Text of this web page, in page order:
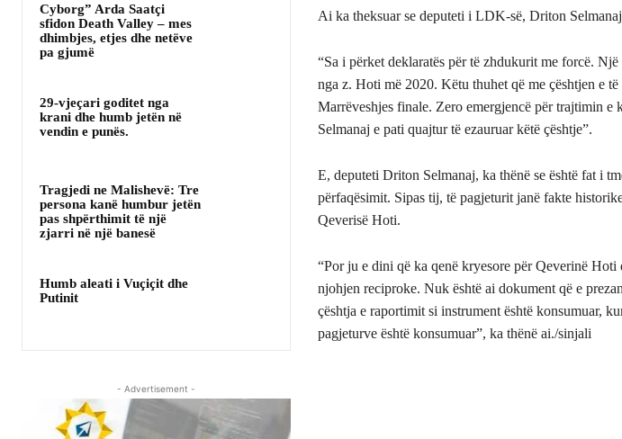
Cyborg” Arda Saatçi
sfidon Death Valley – mes
dhimbjes, etjes dhe netëve
pa gjumë
29-vjeçari goditet nga
krani dhe humb jetën në
vendin e punës.
Tragjedi ne Malishevë: Tre
persona kanë humbur jetën
pas shpërthimit të një
zjarri në një banesë
Humb aleati i Vuçiçit dhe
Putinit
- Advertisement -
Ai ka theksuar se deputeti i LDK-së, Driton
“Sa i përket deklaratës për të zhdukurit me forcë.
nga z. Hoti më 2020. Këtu thuhet që me çështjen e
Marrëveshjes finale. Zero emergjencë për trajtimin
Selmanaj e pati quajtur të ezauruar këtë çështje”.
E, deputeti Driton Selmanaj, ka thënë se është fat i
përfaqësimit. Sipas tij, të pagjeturit janë fakte
Qeverisë Hoti.
“Por ju e dini që ka qenë kryesore për Qeverinë Hoti
njohjen reciproke. Nuk është ai dokument që e
çështja e raportimit si instrument është konsumuar,
pagjeturve është konsumuar”, ka thënë ai./sinjali